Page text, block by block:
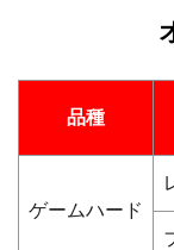
品種
ゲームハード